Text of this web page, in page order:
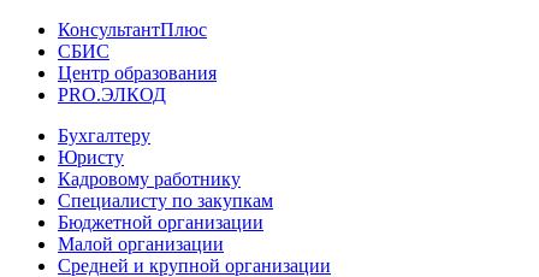
КонсультантПлюс
СБИС
Центр образования
PRO.ЭЛКОД
Бухгалтеру
Юристу
Кадровому работнику
Специалисту по закупкам
Бюджетной организации
Малой организации
Средней и крупной организации